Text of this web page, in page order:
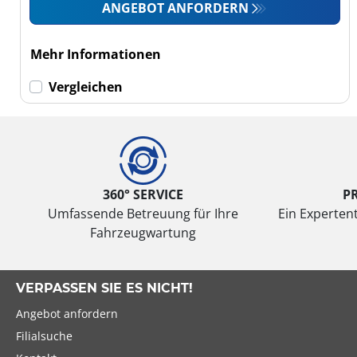
LKW (0)
Run-flat (mit
Notlaufeigenschaft)
Run-flat (mit
Notlaufeigenschaft)
Keine Run-flat (2)
ANGEBOT ANFORDERN
Mehr Informationen
Vergleichen
360° SERVICE
Umfassende Betreuung für Ihre
Fahrzeugwartung
Ein
VERPASSEN SIE ES NICHT!
Angebot anfordern
Filialsuche